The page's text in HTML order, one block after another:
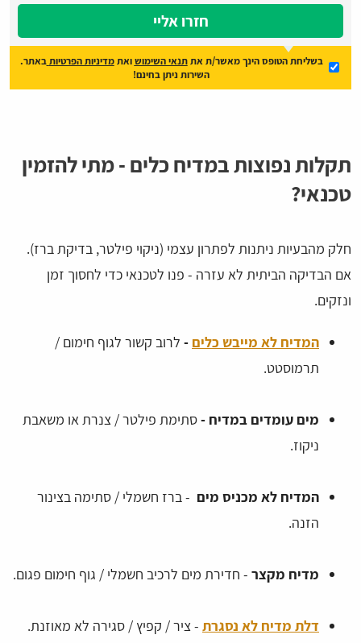
חזרו אליי
בשליחת הטופס הינך מאשר/ת אתתנאי השימושואתמדיניות הפרטיות באתר.
השירות ניתן בחינם!
תקלות נפוצות במדיח כלים - מתי להזמין
טכנאי?
חלק מהבעיות ניתנות לפתרון עצמי (ניקוי פילטר, בדיקת ברז).
אם הבדיקה הביתית לא עזרה - פנו לטכנאי כדי לחסוך זמן
ונזקים.
המדיח לא מייבש כלים - לרוב קשור לגוף חימום /
תרמוסטט.
מים עומדים במדיח -סתימת פילטר / צנרת או משאבת
ניקוז.
המדיח לא מכניס מים - ברז חשמלי / סתימה בצינור
הזנה.
מדיח מקצר - חדירת מים לרכיב חשמלי / גוף חימום פגום.
דלת מדיח לא נסגרת - ציר / קפיץ / סגירה לא מאוזנת.